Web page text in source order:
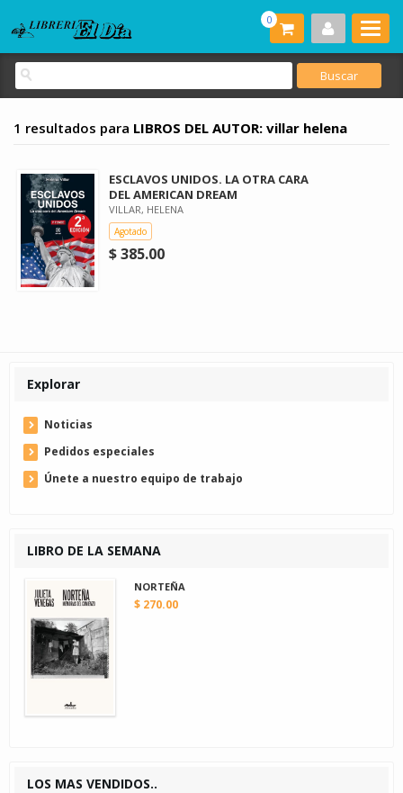
0
1 resultados para LIBROS DEL AUTOR: villar helena
ESCLAVOS UNIDOS. LA OTRA CARA
DEL AMERICAN DREAM
VILLAR, HELENA
Agotado
$ 385.00
Explorar
Noticias
Pedidos especiales
Únete a nuestro equipo de trabajo
LIBRO DE LA SEMANA
NORTEÑA
$ 270.00
LOS MAS VENDIDOS..